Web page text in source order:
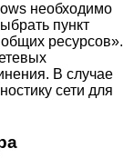
необходимо
пункт
ресурсов».
В случае
сети для